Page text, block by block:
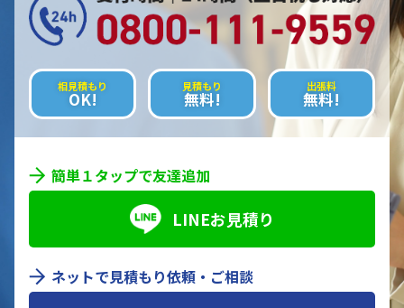
相見積もり
OK!
見積もり
無料!
出張料
無料!
簡単１タップで友達追加
LINEお見積り
ネットで見積もり依頼・ご相談